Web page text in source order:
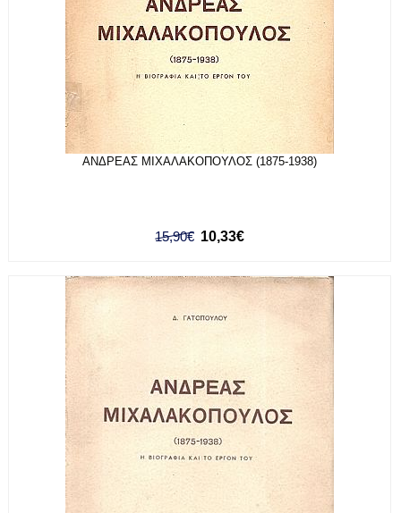
ΑΝΔΡΕΑΣ ΜΙΧΑΛΑΚΟΠΟΥΛΟΣ (1875-1938)
15,90€ 10,33€